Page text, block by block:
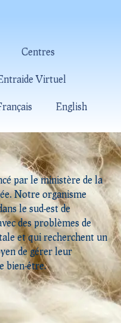
Centres
Virtuel
English
par le ministère de la
Notre organisme
le sud-est de
des problèmes de
et qui recherchent un
de gérer leur
bien-être.